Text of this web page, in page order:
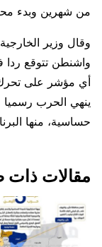
من شهرين ‌وبدء
وقال وزير
واشنطن تتوقع
أي مؤشر على
ينهي الحرب رسميا
حساسية، منها
مقالات ذات